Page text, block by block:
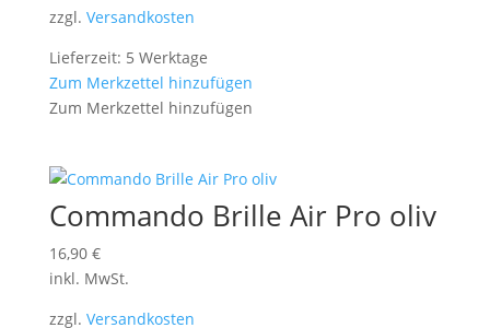
zzgl. Versandkosten
Lieferzeit: 5 Werktage
Zum Merkzettel hinzufügen
Zum Merkzettel hinzufügen
Commando Brille Air Pro oliv
16,90 €
inkl. MwSt.
zzgl. Versandkosten